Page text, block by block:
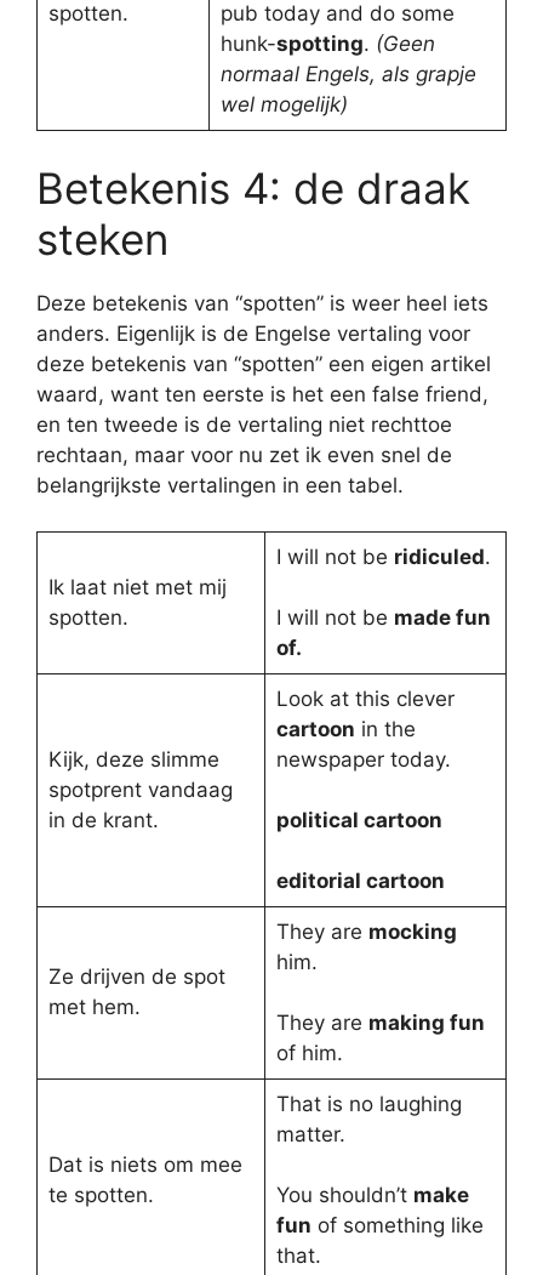
spotten.
pub today and do some
hunk-spotting. (Geen
normaal Engels, als grapje
wel mogelijk)
Betekenis 4: de draak
steken
Deze betekenis van “spotten” is weer heel iets
anders. Eigenlijk is de Engelse vertaling voor
deze betekenis van “spotten” een eigen artikel
waard, want ten eerste is het een false friend,
en ten tweede is de vertaling niet rechttoe
rechtaan, maar voor nu zet ik even snel de
belangrijkste vertalingen in een tabel.
Ik laat niet met mij
spotten.
I will not be ridiculed.
I will not be made fun
of.
Kijk, deze slimme
spotprent vandaag
in de krant.
Look at this clever
cartoon in the
newspaper today.
political cartoon
editorial cartoon
Ze drijven de spot
met hem.
They are mocking
him.
They are making fun
of him.
Dat is niets om mee
te spotten.
That is no laughing
matter.
You shouldn’t make
fun of something like
that.